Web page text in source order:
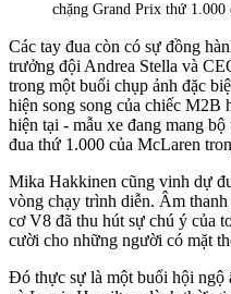
chặng Grand Prix thứ 1.000
Các tay đua còn có sự đồng
trưởng đội Andrea Stella và
trong một buổi chụp ảnh đặc
hiện song song của chiếc M2B
hiện tại - mẫu xe đang mang
đua thứ 1.000 của McLaren
Mika Hakkinen cũng vinh dự
vòng chạy trình diễn. Âm
cơ V8 đã thu hút sự chú ý của
cười cho những người có mặt
Đó thực sự là một buổi hội ngộ